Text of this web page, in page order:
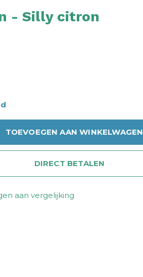
- Silly citron
TOEVOEGEN AAN WINKELWAGEN
DIRECT BETALEN
aan vergelijking